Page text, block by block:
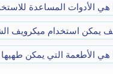
هي الأدوات المساعدة
يمكن استخدام ميكرويف
هي الأطعمة التي يمكن